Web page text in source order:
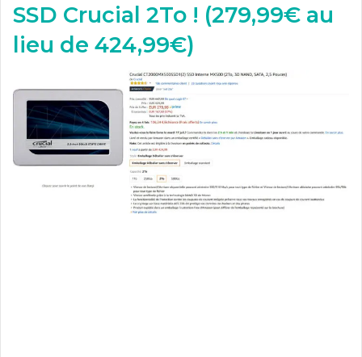
SSD Crucial 2To ! (279,99€ au
lieu de 424,99€)